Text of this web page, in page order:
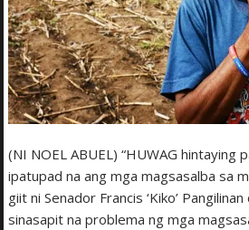
(NI NOEL ABUEL) “HUWAG hintaying
ipatupad na ang mga magsasalba sa
giit ni Senador Francis ‘Kiko’
sinasapit na problema ng mga